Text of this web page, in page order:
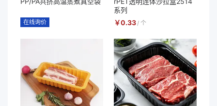
在线询价
系列
￥0.33 / 个